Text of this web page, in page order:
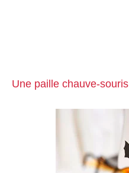
Une paille chauve-souris